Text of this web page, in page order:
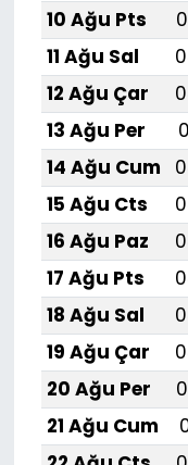
10 Ağu Pts
11 Ağu Sal
12 Ağu Çar
13 Ağu Per
14 Ağu Cum
15 Ağu Cts
16 Ağu Paz
17 Ağu Pts
18 Ağu Sal
19 Ağu Çar
20 Ağu Per
21 Ağu Cum